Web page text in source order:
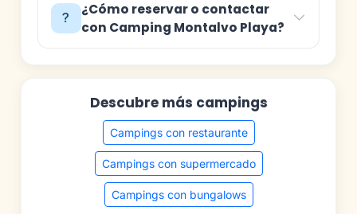
¿Cómo reservar o contactar
con Camping Montalvo Playa?
Descubre más campings
Campings con restaurante
Campings con supermercado
Campings con bungalows